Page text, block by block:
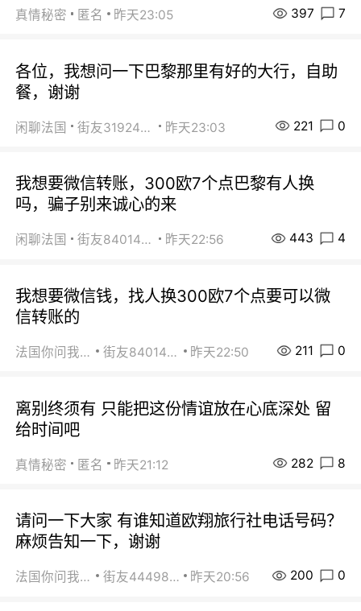
真情秘密 匿名 昨天23:05 397 7
各位，我想问一下巴黎那里有好的大行，自助
餐，谢谢
闲聊法国 街友31924072 昨天23:03 221 0
我想要微信转账，300欧7个点巴黎有人换
吗，骗子别来诚心的来
闲聊法国 街友84014588 昨天22:56 443 4
我想要微信钱，找人换300欧7个点要可以微
信转账的
法国你问我答 街友84014588 昨天22:50 211 0
离别终须有 只能把这份情谊放在心底深处 留
给时间吧
真情秘密 匿名 昨天21:12 282 8
请问一下大家 有谁知道欧翔旅行社电话号码？
麻烦告知一下，谢谢
法国你问我答 街友44498484 昨天20:56 200 0